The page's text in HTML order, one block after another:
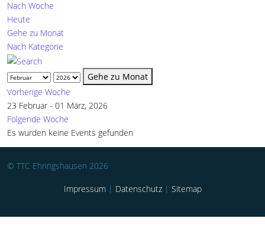
Nach Woche
Heute
Gehe zu Monat
Nach Kategorie
Gehe zu Monat
Vorherige Woche
23 Februar - 01 März, 2026
Folgende Woche
Es wurden keine Events gefunden
© TTC Ehringshausen 2026
Impressum | Datenschutz | Sitemap